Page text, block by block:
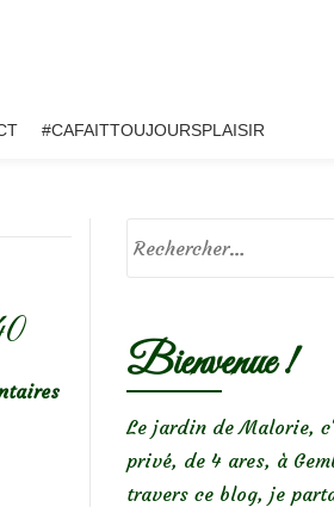
#CAFAITTOUJOURSPLAISIR
Bienvenue !
Le jardin de Malorie,
privé, de 4 ares, à
travers ce blog, je